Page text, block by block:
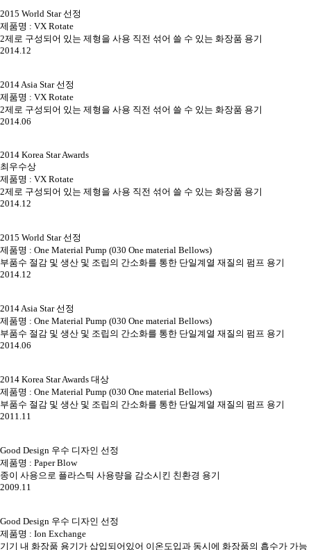
2015 World Star 선정
제품명 : VX Rotate
2제로 구성되어 있는 제형을 사용 직전 섞어 쓸 수 있는 화장품 용기
2014.12
2014 Asia Star 선정
제품명 : VX Rotate
2제로 구성되어 있는 제형을 사용 직전 섞어 쓸 수 있는 화장품 용기
2014.06
2014 Korea Star Awards
최우수상
제품명 : VX Rotate
2제로 구성되어 있는 제형을 사용 직전 섞어 쓸 수 있는 화장품 용기
2014.12
2015 World Star 선정
제품명 : One Material Pump (030 One material Bellows)
부품수 절감 및 생산 및 조립의 간소화를 통한 단일계열 재질의 펌프 용기
2014.12
2014 Asia Star 선정
제품명 : One Material Pump (030 One material Bellows)
부품수 절감 및 생산 및 조립의 간소화를 통한 단일계열 재질의 펌프 용기
2014.06
2014 Korea Star Awards 대상
제품명 : One Material Pump (030 One material Bellows)
부품수 절감 및 생산 및 조립의 간소화를 통한 단일계열 재질의 펌프 용기
2011.11
Good Design 우수 디자인 선정
제품명 : Paper Blow
종이 사용으로 플라스틱 사용량을 감소시킨 친환경 용기
2009.11
Good Design 우수 디자인 선정
제품명 : Ion Exchange
기기 내 화장품 용기가 삽입되어있어 이온도입과 동시에 화장품의 흡수가 가능